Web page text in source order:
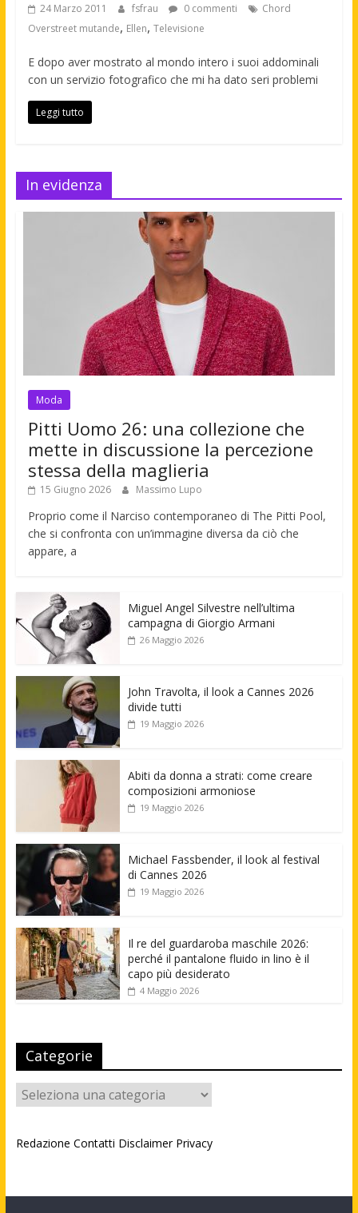
24 Marzo 2011 fsfrau 0 commenti
Chord
Overstreet mutande, Ellen, Televisione
E dopo aver mostrato al mondo intero i suoi addominali
con un servizio fotografico che mi ha dato seri problemi
Leggi tutto
In evidenza
Moda
Pitti Uomo 26: una collezione che
mette in discussione la percezione
stessa della maglieria
15 Giugno 2026 Massimo Lupo
Proprio come il Narciso contemporaneo di The Pitti Pool,
che si confronta con un’immagine diversa da ciò che
appare, a
Miguel Angel Silvestre nell’ultima
campagna di Giorgio Armani
26 Maggio 2026
John Travolta, il look a Cannes 2026
divide tutti
19 Maggio 2026
Abiti da donna a strati: come creare
composizioni armoniose
19 Maggio 2026
Michael Fassbender, il look al festival
di Cannes 2026
19 Maggio 2026
Il re del guardaroba maschile 2026:
perché il pantalone fluido in lino è il
capo più desiderato
4 Maggio 2026
Categorie
Categorie
Redazione Contatti Disclaimer Privacy